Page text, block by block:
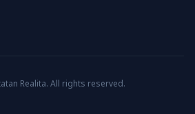
Realita. All rights reserved.